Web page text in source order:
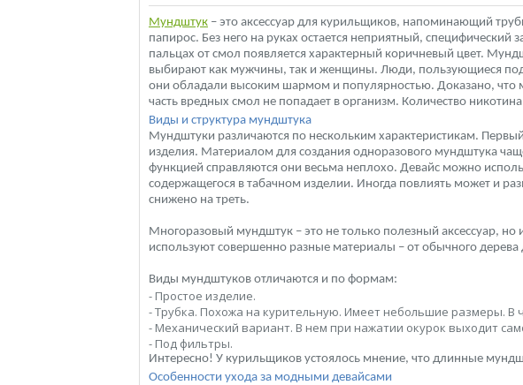
Мундштук – это аксессуар для курильщиков, напоминающий
папирос. Без него на руках остается неприятный,
пальцах от смол появляется характерный коричневый цвет.
выбирают как мужчины, так и женщины. Люди, пользующиеся
они обладали высоким шармом и популярностью. Доказано,
часть вредных смол не попадает в организм. Количество
Виды и структура мундштука
Мундштуки различаются по нескольким характеристикам.
изделия. Материалом для создания одноразового мундштука
функцией справляются они весьма неплохо. Девайс можно
содержащегося в табачном изделии. Иногда повлиять может и
снижено на треть.
Многоразовый мундштук – это не только полезный аксессуар,
используют совершенно разные материалы – от обычного дерева
Виды мундштуков отличаются и по формам:
- Простое изделие.
- Трубка. Похожа на курительную. Имеет небольшие размеры. В
- Механический вариант. В нем при нажатии окурок выходит
- Под фильтры.
Интересно! У курильщиков устоялось мнение, что длинные
Особенности ухода за модными девайсами